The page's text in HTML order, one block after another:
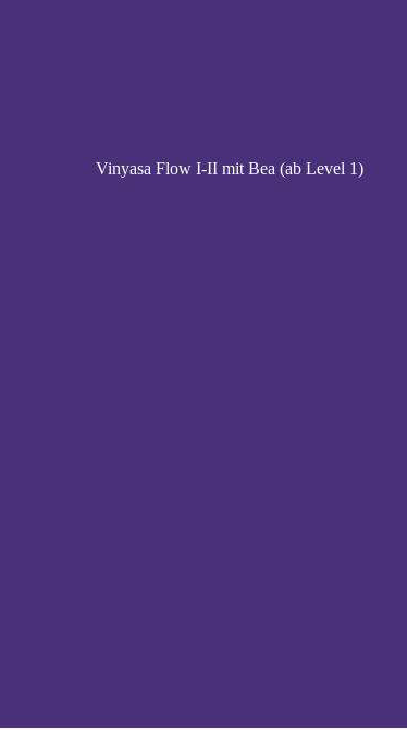
Vinyasa Flow I-II mit Bea (ab Level 1)